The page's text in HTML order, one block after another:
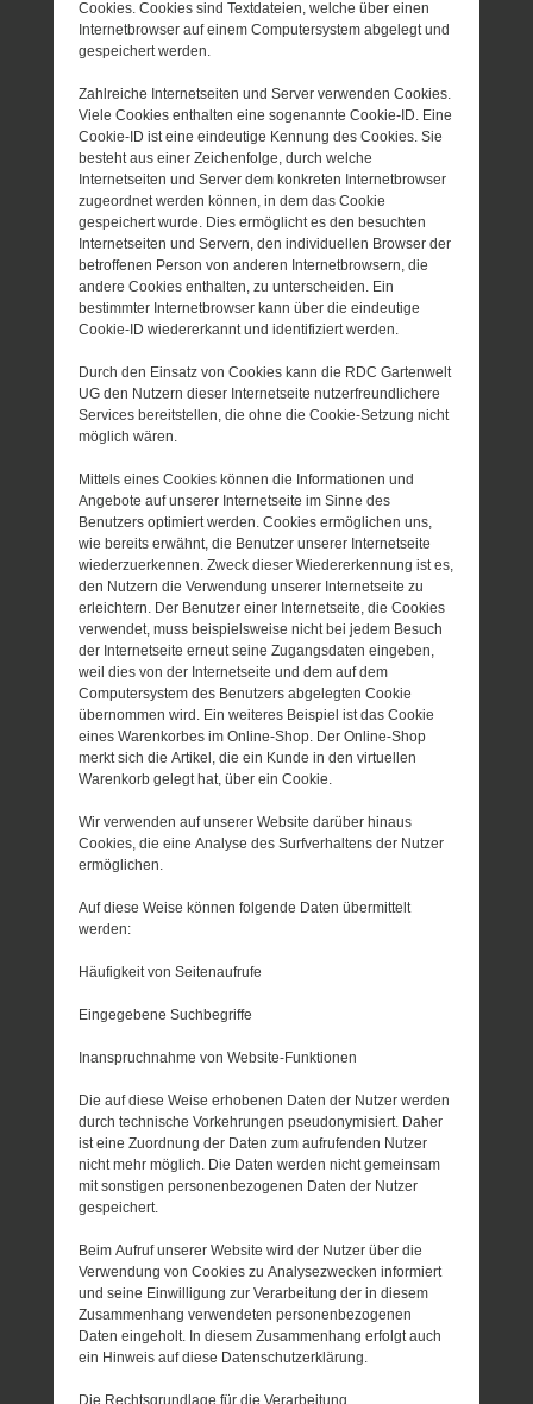
Cookies. Cookies sind Textdateien, welche über einen
Internetbrowser auf einem Computersystem abgelegt und
gespeichert werden.
Zahlreiche Internetseiten und Server verwenden Cookies.
Viele Cookies enthalten eine sogenannte Cookie-ID. Eine
Cookie-ID ist eine eindeutige Kennung des Cookies. Sie
besteht aus einer Zeichenfolge, durch welche
Internetseiten und Server dem konkreten Internetbrowser
zugeordnet werden können, in dem das Cookie
gespeichert wurde. Dies ermöglicht es den besuchten
Internetseiten und Servern, den individuellen Browser der
betroffenen Person von anderen Internetbrowsern, die
andere Cookies enthalten, zu unterscheiden. Ein
bestimmter Internetbrowser kann über die eindeutige
Cookie-ID wiedererkannt und identifiziert werden.
Durch den Einsatz von Cookies kann die RDC Gartenwelt
UG den Nutzern dieser Internetseite nutzerfreundlichere
Services bereitstellen, die ohne die Cookie-Setzung nicht
möglich wären.
Mittels eines Cookies können die Informationen und
Angebote auf unserer Internetseite im Sinne des
Benutzers optimiert werden. Cookies ermöglichen uns,
wie bereits erwähnt, die Benutzer unserer Internetseite
wiederzuerkennen. Zweck dieser Wiedererkennung ist es,
den Nutzern die Verwendung unserer Internetseite zu
erleichtern. Der Benutzer einer Internetseite, die Cookies
verwendet, muss beispielsweise nicht bei jedem Besuch
der Internetseite erneut seine Zugangsdaten eingeben,
weil dies von der Internetseite und dem auf dem
Computersystem des Benutzers abgelegten Cookie
übernommen wird. Ein weiteres Beispiel ist das Cookie
eines Warenkorbes im Online-Shop. Der Online-Shop
merkt sich die Artikel, die ein Kunde in den virtuellen
Warenkorb gelegt hat, über ein Cookie.
Wir verwenden auf unserer Website darüber hinaus
Cookies, die eine Analyse des Surfverhaltens der Nutzer
ermöglichen.
Auf diese Weise können folgende Daten übermittelt
werden:
Häufigkeit von Seitenaufrufe
Eingegebene Suchbegriffe
Inanspruchnahme von Website-Funktionen
Die auf diese Weise erhobenen Daten der Nutzer werden
durch technische Vorkehrungen pseudonymisiert. Daher
ist eine Zuordnung der Daten zum aufrufenden Nutzer
nicht mehr möglich. Die Daten werden nicht gemeinsam
mit sonstigen personenbezogenen Daten der Nutzer
gespeichert.
Beim Aufruf unserer Website wird der Nutzer über die
Verwendung von Cookies zu Analysezwecken informiert
und seine Einwilligung zur Verarbeitung der in diesem
Zusammenhang verwendeten personenbezogenen
Daten eingeholt. In diesem Zusammenhang erfolgt auch
ein Hinweis auf diese Datenschutzerklärung.
Die Rechtsgrundlage für die Verarbeitung